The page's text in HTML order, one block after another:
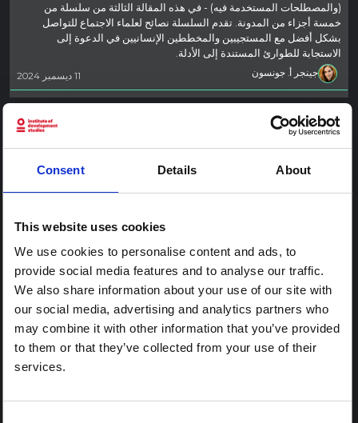
Consent Details About
This website uses cookies
We use cookies to personalise content and ads, to
provide social media features and to analyse our traffic.
We also share information about your use of our site with
our social media, advertising and analytics partners who
may combine it with other information that you’ve provided
to them or that they’ve collected from your use of their
services.
(والمصطلحات المستخدمة فيه) - في هذه المقالة الثالثة من سلسلة من
خمسة أجزاء من المدونة. تقدم السلسلة نصائح لعلماء الاجتماع للتواصل
بشكل أفضل مع المستجيبين والمخططين الإنسانيين في الدعوة إلى
الاستجابة للطوارئ المستندة إلى الأدلة.
جينجر أ. جونسون 11 ديسمبر 2024
مدونة
توفير الموارد والتخطيط لتقييمات العلوم الاجتماعية
للاستجابة للطوارئ
في الدعوة إلى الاستجابة للطوارئ المستندة إلى الأدلة.
جينجر أ. جونسون 10 ديسمبر 2024
تعزيز قيمة الأساليب النوعية للاستجابة لحالات
الطوارئ
تشكل الاقتراحات حول كيفية الرد على الأسئلة المتعلقة بمنهجيات العلوم
السلسلة نصائح لعلماء الاجتماع للتواصل بشكل أفضل مع المستجيبين